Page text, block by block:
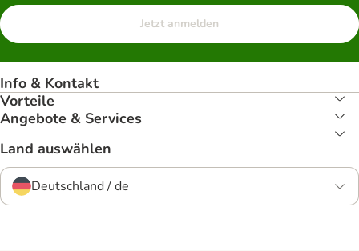
Jetzt anmelden
Info & Kontakt
Vorteile
Angebote & Services
Land auswählen
Deutschland / de